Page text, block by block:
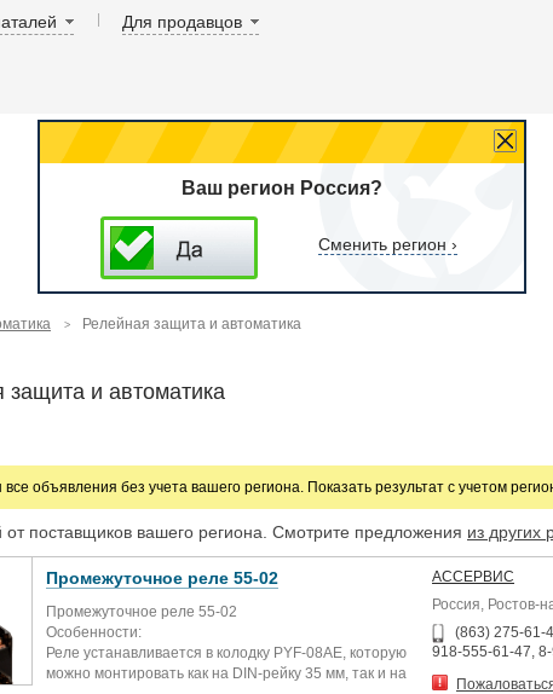
Для продавцов
Ваш регион Россия?
Сменить регион ›
Релейная защита и автоматика
защита и автоматика
все объявления без учета вашего региона. Показать результат с учетом
поставщиков вашего региона. Смотрите предложения из других
Промежуточное реле 55-02
Промежуточное реле 55-02
Особенности:
Реле устанавливается в колодку PYF-08AE, которую
можно монтировать как на DIN-рейку 35 мм, так и на
АССЕРВИС
Россия, Ростов-
(863) 275-61-
918-555-61-47,